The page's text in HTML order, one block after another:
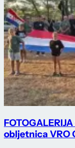
obljetnica VRO